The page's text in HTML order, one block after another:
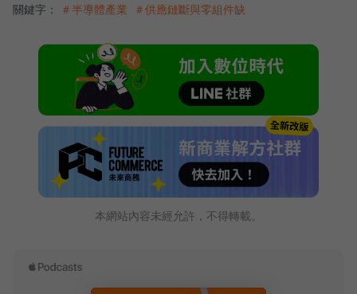
關鍵字： ＃半導體產業 ＃供應鏈斷與零組件缺
本網站內容未經允許，不得轉載。